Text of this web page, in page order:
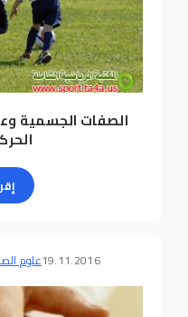
الصفات الجسمية
19.11.2016علوم